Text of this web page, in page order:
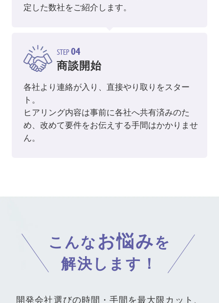
定した数社をご紹介します。
STEP04
商談開始
各社より連絡が入り、直接やり取りをスター
ト。
ヒアリング内容は事前に各社へ共有済みのた
め、改めて要件をお伝えする手間はかかりませ
ん。
こんな お悩みを
解決します！
開発会社選びの時間・手間を最大限カット、